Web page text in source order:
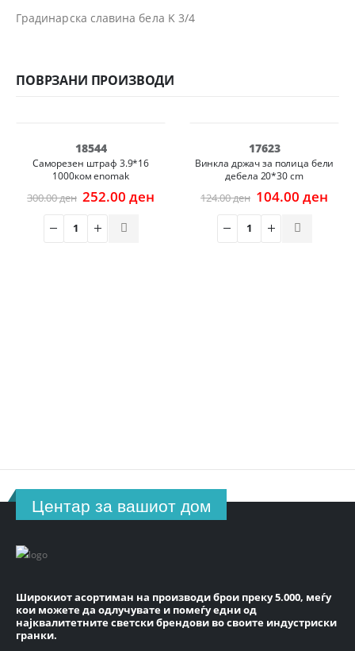
Градинарска славина бела K 3/4
ПОВРЗАНИ ПРОИЗВОДИ
18544
Cаморезен штраф 3.9*16
1000ком enomak
300.00ден Original
was:
300.00 ден.
252.00 денCurrent
252.00 ден.
17623
Винкла држач за полица бели
дебела 20*30 cm
124.00ден Original
was:
124.00 ден.
104.00 ден
Центар за вашиот дом
Широкиот асортиман на производи брои преку 5.000, меѓу
кои можете да одлучувате и помеѓу едни од
најквалитетните светски брендови во своите индустриски
гранки.